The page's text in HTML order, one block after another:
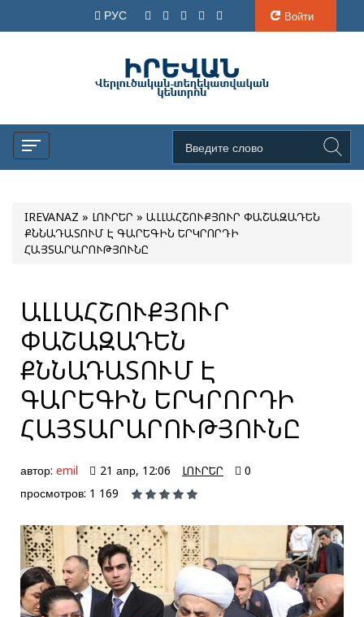
РУС Войти
IREVANAZ » ԼՈՒՐԵՐ » ԱԼԼԱՀՇՈՒՔՅՈՒՐ ՓԱՇԱԶԱԴԵՆ
ՔՆՆԱԴԱՏՈՒՄ Է ԳԱՐԵԳԻՆ ԵՐԿՐՈՐԴԻ
ՀԱՅՏԱՐԱՐՈՒԹՅՈՒՆԸ
ԱԼԼԱՀՇՈՒՔՅՈՒՐ
ՓԱՇԱԶԱԴԵՆ
ՔՆՆԱԴԱՏՈՒՄ Է
ԳԱՐԵԳԻՆ ԵՐԿՐՈՐԴԻ
ՀԱՅՏԱՐԱՐՈՒԹՅՈՒՆԸ
автор: emil 21 апр, 12:06 ԼՈՒՐԵՐ
0
просмотров: 1 169